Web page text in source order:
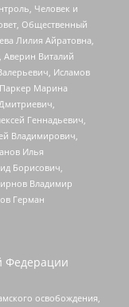
Человек и
Общественный
Лилия Айратовна,
Аверин Виталий
Исламов
Марина
Геннадьевич,
Владимирович,
Илья
Борисович,
Владимир
Герман
Федерации
освобождения,